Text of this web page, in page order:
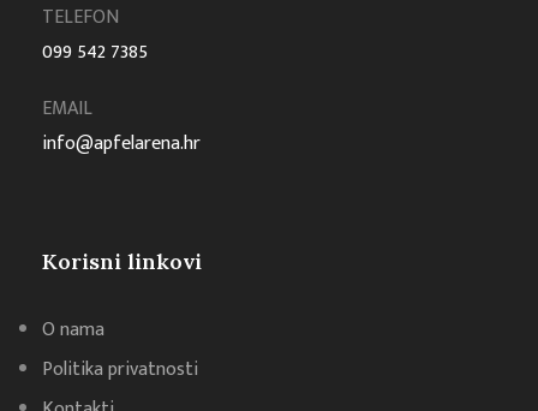
TELEFON
099 542 7385
EMAIL
info@apfelarena.hr
Korisni linkovi
O nama
Politika privatnosti